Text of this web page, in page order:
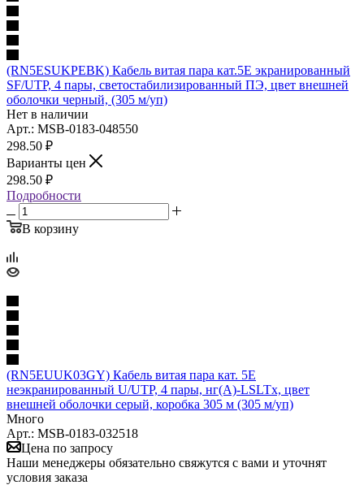
(RN5ESUKPEBK) Кабель витая пара кат.5E экранированный
SF/UTP, 4 пары, светостабилизированный ПЭ, цвет внешней
оболочки черный, (305 м/уп)
Нет в наличии
Арт.: MSB-0183-048550
298.50 ₽
Варианты цен
298.50 ₽
Подробности
В корзину
(RN5EUUK03GY) Кабель витая пара кат. 5E
неэкранированный U/UTP, 4 пары, нг(А)-LSLTx, цвет
внешней оболочки серый, коробка 305 м (305 м/уп)
Много
Арт.: MSB-0183-032518
Цена по запросу
Наши менеджеры обязательно свяжутся с вами и уточнят
условия заказа